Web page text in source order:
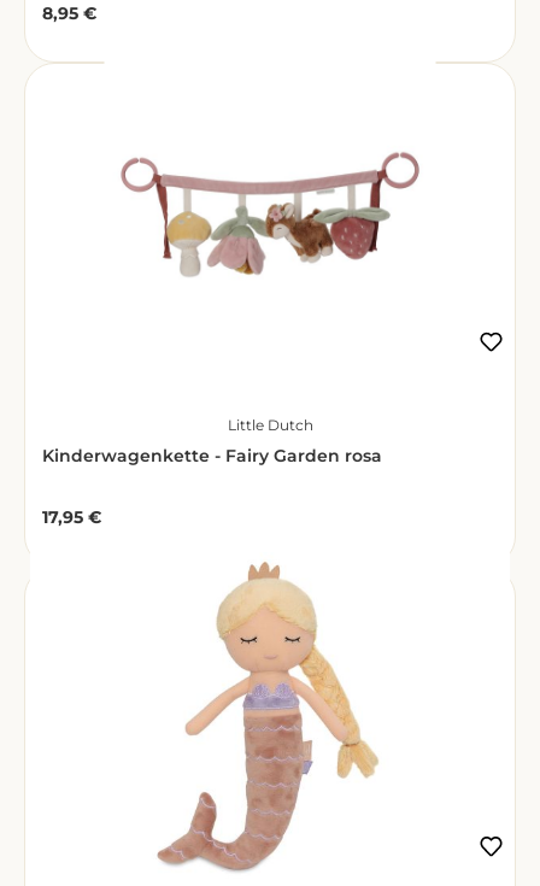
Regulärer Preis:
8,95 €
Little Dutch
Kinderwagenkette - Fairy Garden rosa
Regulärer Preis:
17,95 €